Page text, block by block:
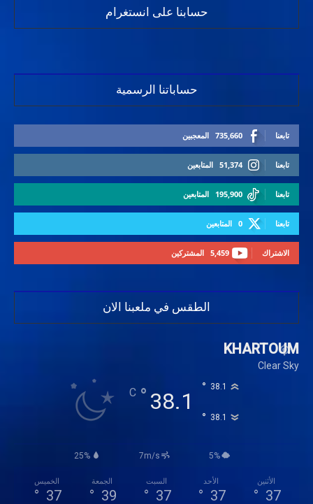
حسابنا على انستغرام
حساباتنا الرسمية
735,660 المعجبين تابعنا
51,374 المتابعين تابعنا
195,900 المتابعين تابعنا
0 المتابعين تابعنا
5,459 المشتركين الاشتراك
الطقس في ملعبنا الان
KHARTOUM
Clear Sky
38.1
°
C 38.1
°
38.1
°
25% 7m/s 5%
الخميس
37
°
الجمعة
39
°
السبت
37
°
الأحد
37
°
الأثنين
37
°